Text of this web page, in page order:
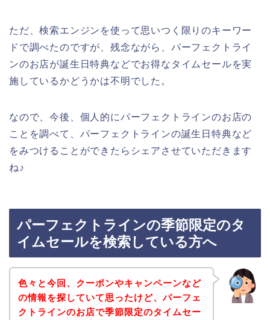
ただ、検索エンジンを使って思いつく限りのキーワー
ドで調べたのですが、残念ながら、パーフェクトライ
ンのお店が誕生日特典などでお得なタイムセールを実
施しているかどうかは不明でした。
なので、今後、個人的にパーフェクトラインのお店の
ことを調べて、パーフェクトラインの誕生日特典など
をみつけることができたらシェアさせていただきます
ね♪
パーフェクトラインの季節限定のタ
イムセールを検索している方へ
色々と今回、クーポンやキャンペーンなど
の情報を探していて思ったけど、パーフェ
クトラインのお店で季節限定のタイムセー